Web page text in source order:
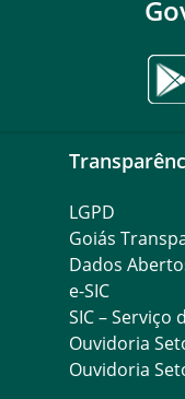
LGPD
Goiás
Dados
e-SIC
SIC – Serviço
Ouvidoria
Ouvidoria